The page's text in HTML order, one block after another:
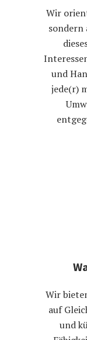
Wir
sondern
und
jede(r)
Wir
auf
und